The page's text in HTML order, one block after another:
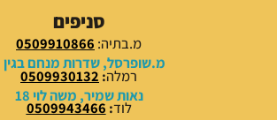
סניפים
מ.בתיה: 0509910866
מ.שופרסל, שדרות מנחם בגין 2
רמלה:
0509930132
נאות שמיר, משה לוי 18
לוד:
0509943466